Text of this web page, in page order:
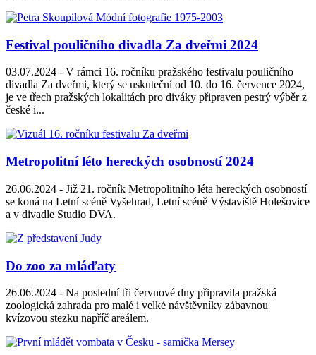
Festival pouličního divadla Za dveřmi 2024
03.07.2024 - V rámci 16. ročníku pražského festivalu pouličního
divadla Za dveřmi, který se uskuteční od 10. do 16. července 2024,
je ve třech pražských lokalitách pro diváky připraven pestrý výběr z
české i...
Metropolitní léto hereckých osobností 2024
26.06.2024 - Již 21. ročník Metropolitního léta hereckých osobností
se koná na Letní scéně Vyšehrad, Letní scéně Výstaviště Holešovice
a v divadle Studio DVA.
Do zoo za mláďaty
26.06.2024 - Na poslední tři červnové dny připravila pražská
zoologická zahrada pro malé i velké návštěvníky zábavnou
kvízovou stezku napříč areálem.